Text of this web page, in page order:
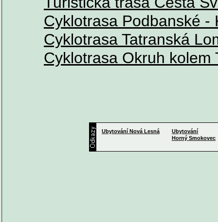
Cyklotrasa Podbanské -
Cyklotrasa Tatranská
Cyklotrasa Okruh kolem
Ubytování Nová Lesná
Ubytování
Horný Smokovec